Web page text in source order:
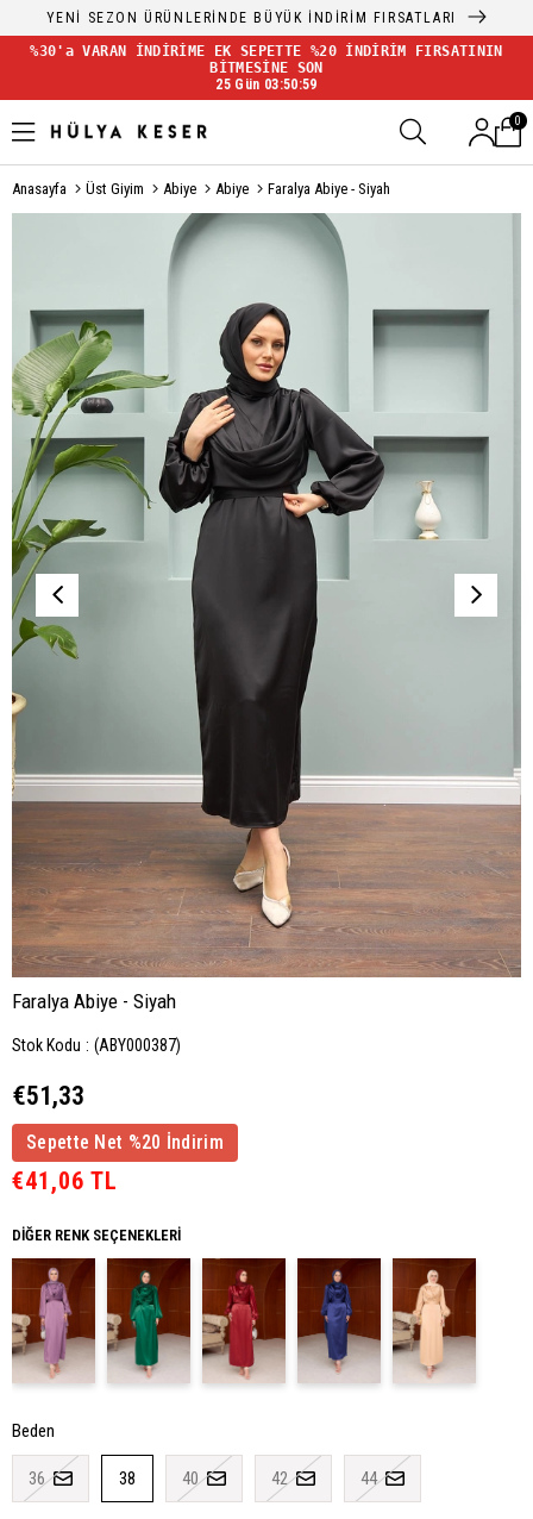
YENİ SEZON ÜRÜNLERİNDE BÜYÜK İNDİRİM FIRSATLARI
%30'a VARAN İNDİRİME EK SEPETTE %20 İNDİRİM FIRSATININ
BİTMESİNE SON
25 Gün 03:50:58
0
Anasayfa Üst Giyim Abiye Abiye Faralya Abiye - Siyah
Faralya Abiye - Siyah
Stok Kodu (ABY000387)
€51,33
Sepette Net %20 İndirim
€41,06 TL
DIĞER RENK SEÇENEKLERI
Beden
36 38 40 42 44